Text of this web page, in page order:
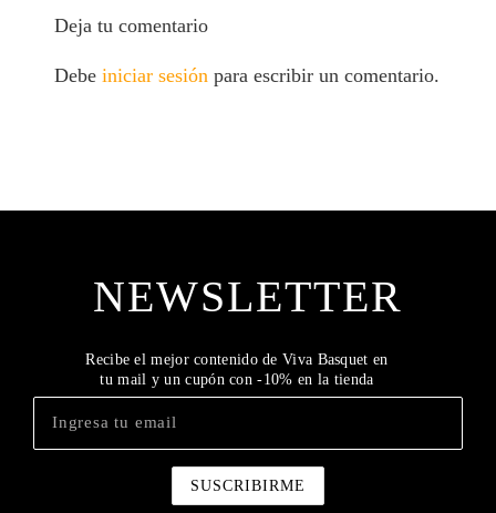
Deja tu comentario
Debeiniciar sesiónpara escribir un comentario.
NEWSLETTER
Recibe el mejor contenido de Viva Basquet en
tu mail y un cupón con -10% en la tienda